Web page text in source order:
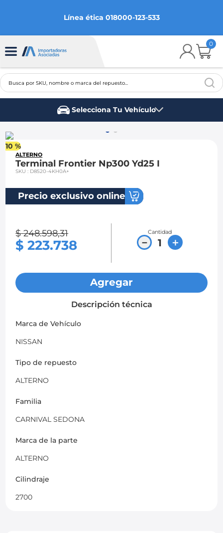
Línea ética 018000-123-533
0
Busca por SKU, nombre o marca del repuesto...
Selecciona Tu Vehículo
10 %
ALTERNO
Terminal Frontier Np300 Yd25 I
SKU: D8520-4KH0A+
Precio exclusivo online
$ 248.598,31
$ 223.738
Cantidad
＋
－
Agregar
Descripción técnica
Marca de Vehículo
NISSAN
Tipo de repuesto
ALTERNO
Familia
CARNIVAL SEDONA
Marca de la parte
ALTERNO
Cilindraje
2700
2
3.
spark gt
ford fiesta
5.
optra
6.
mazda 3
chevrolet sail
. mazda 2